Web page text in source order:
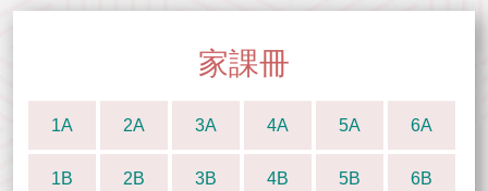
家課冊
1A 2A 3A 4A 5A 6A
1B 2B 3B 4B 5B 6B